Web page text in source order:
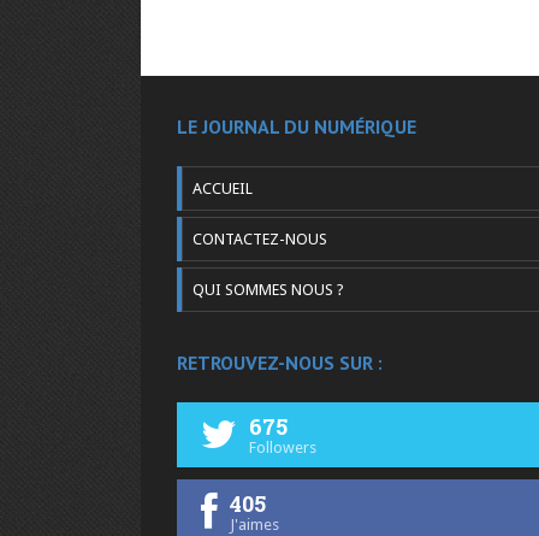
LE JOURNAL DU NUMÉRIQUE
ACCUEIL
CONTACTEZ-NOUS
QUI SOMMES NOUS ?
RETROUVEZ-NOUS SUR :
675
Followers
405
J'aimes